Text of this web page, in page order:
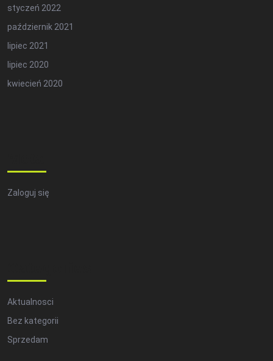
styczeń 2022
październik 2021
lipiec 2021
lipiec 2020
kwiecień 2020
Zaloguj się
Aktualnosci
Bez kategorii
Sprzedam